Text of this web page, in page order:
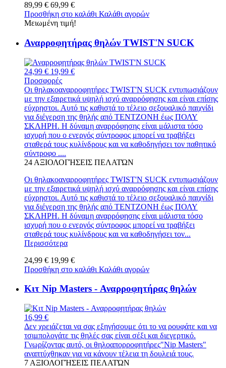
89,99 € 69,99 €
Προσθήκη στο καλάθι Καλάθι αγορών
Μειωμένη τιμή!
Αναρροφητήρας θηλών TWIST'N SUCK
24,99 € 19,99 €
Προσφορές
Οι θηλακοαναρροφητήρες TWIST'N SUCK εντυπωσιάζουν
με την εξαιρετικά υψηλή ισχύ αναρρόφησης και είναι επίσης
εύχρηστοι. Αυτό τις καθιστά το τέλειο σεξουαλικό παιχνίδι
για διέγερση της θηλής από ΤΕΝΤΖΟΝΗ έως ΠΟΛΥ
ΣΚΛΗΡΗ. Η δύναμη αναρρόφησης είναι μάλιστα τόσο
ισχυρή που ο ενεργός σύντροφος μπορεί να τραβήξει
σταθερά τους κυλίνδρους και να καθοδηγήσει τον παθητικό
σύντροφο ....
24 ΑΞΙΟΛΟΓΉΣΕΙΣ ΠΕΛΑΤΏΝ
Οι θηλακοαναρροφητήρες TWIST'N SUCK εντυπωσιάζουν
με την εξαιρετικά υψηλή ισχύ αναρρόφησης και είναι επίσης
εύχρηστοι. Αυτό τις καθιστά το τέλειο σεξουαλικό παιχνίδι
για διέγερση της θηλής από ΤΕΝΤΖΟΝΗ έως ΠΟΛΥ
ΣΚΛΗΡΗ. Η δύναμη αναρρόφησης είναι μάλιστα τόσο
ισχυρή που ο ενεργός σύντροφος μπορεί να τραβήξει
σταθερά τους κυλίνδρους και να καθοδηγήσει τον...
Περισσότερα
24,99 € 19,99 €
Προσθήκη στο καλάθι Καλάθι αγορών
Κιτ Nip Masters - Αναρροφητήρας θηλών
16,99 €
Δεν χρειάζεται να σας εξηγήσουμε ότι το να ρουφάτε και να
τσιμπολογάτε τις θηλές σας είναι σέξι και διεγερτικό.
Γνωρίζοντας αυτό, οι θηλοαπορροφητήρες"Nip Masters"
αναπτύχθηκαν για να κάνουν τέλεια τη δουλειά τους.
7 ΑΞΙΟΛΟΓΉΣΕΙΣ ΠΕΛΑΤΏΝ